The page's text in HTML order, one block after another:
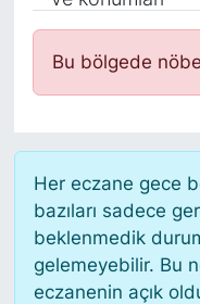
Bu bölgede
Her eczane gece
bazıları sadece
beklenmedik
gelemeyebilir. Bu
eczanenin açık
YEREL HABER
Haberde insan
Tanıtım